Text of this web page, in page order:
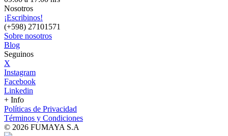
Nosotros
¡Escribinos!
(+598) 27101571
Sobre nosotros
Blog
Seguinos
X
Instagram
Facebook
Linkedin
+ Info
Políticas de Privacidad
Términos y Condiciones
© 2026 FUMAYA S.A